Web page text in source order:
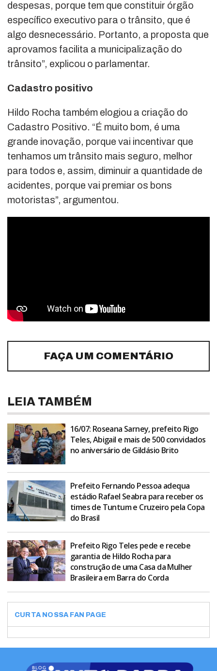
despesas, porque tem que constituir órgão
específico executivo para o trânsito, que é
algo desnecessário. Portanto, a proposta que
aprovamos facilita a municipalização do
trânsito”, explicou o parlamentar.
Cadastro positivo
Hildo Rocha também elogiou a criação do
Cadastro Positivo. “É muito bom, é uma
grande inovação, porque vai incentivar que
tenhamos um trânsito mais seguro, melhor
para todos e, assim, diminuir a quantidade de
acidentes, porque vai premiar os bons
motoristas”, argumentou.
FAÇA UM COMENTÁRIO
LEIA TAMBÉM
16/07: Roseana Sarney, prefeito Rigo
Teles, Abigail e mais de 500 convidados
no aniversário de Gildásio Brito
Prefeito Fernando Pessoa adequa
estádio Rafael Seabra para receber os
times de Tuntum e Cruzeiro pela Copa
do Brasil
Prefeito Rigo Teles pede e recebe
garantia de Hildo Rocha para
construção de uma Casa da Mulher
Brasileira em Barra do Corda
CURTA NOSSA FAN PAGE